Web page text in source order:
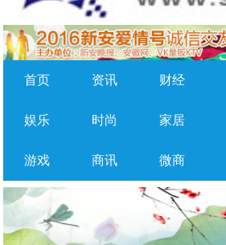
首页 资讯 财经
娱乐 时尚 家居
游戏 商讯 微商